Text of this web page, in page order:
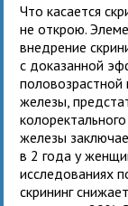
Что касается
не открою.
внедрение
с доказанной
половозрастной
железы,
железы
в 2 года у
исследованиях
скрининг